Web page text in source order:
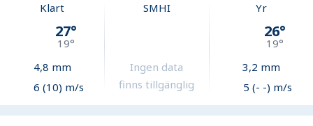
Klart
27°
19°
4,8 mm
6 (10) m/s
SMHI
Ingen data
finns tillgänglig
Yr
26°
19°
3,2 mm
5 (- -) m/s